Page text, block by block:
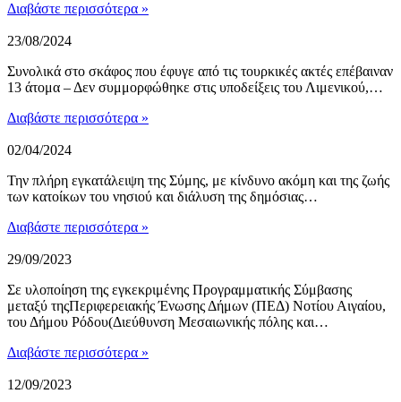
Διαβάστε περισσότερα »
23/08/2024
Συνολικά στο σκάφος που έφυγε από τις τουρκικές ακτές επέβαιναν
13 άτομα – Δεν συμμορφώθηκε στις υποδείξεις του Λιμενικού,…
Διαβάστε περισσότερα »
02/04/2024
Την πλήρη εγκατάλειψη της Σύμης, με κίνδυνο ακόμη και της ζωής
των κατοίκων του νησιού και διάλυση της δημόσιας…
Διαβάστε περισσότερα »
29/09/2023
Σε υλοποίηση της εγκεκριμένης Προγραμματικής Σύμβασης
μεταξύ τηςΠεριφερειακής Ένωσης Δήμων (ΠΕΔ) Νοτίου Αιγαίου,
του Δήμου Ρόδου(Διεύθυνση Μεσαιωνικής πόλης και…
Διαβάστε περισσότερα »
12/09/2023